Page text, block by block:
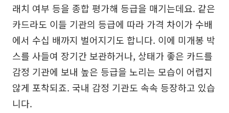
래치 여부 등을 종합 평가해 등급을 매기는데요. 같은
카드라도 이들 기관의 등급에 따라 가격 차이가 수배
에서 수십 배까지 벌어지기도 합니다. 이에 미개봉 박
스를 사들여 장기간 보관하거나, 상태가 좋은 카드를
감정 기관에 보내 높은 등급을 노리는 모습이 어렵지
않게 포착되죠. 국내 감정 기관도 속속 등장하고 있습
니다.